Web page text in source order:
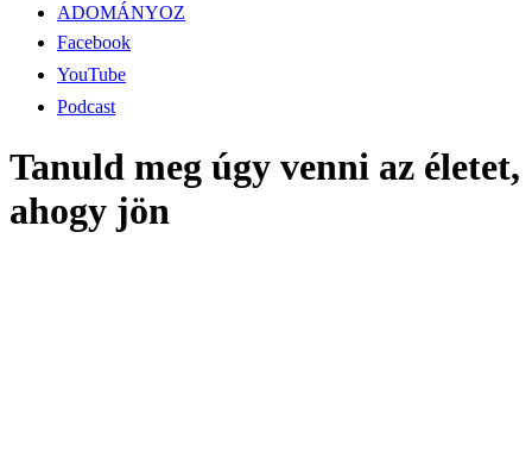
ADOMÁNYOZ
Facebook
YouTube
Podcast
Tanuld meg úgy venni az életet,
ahogy jön